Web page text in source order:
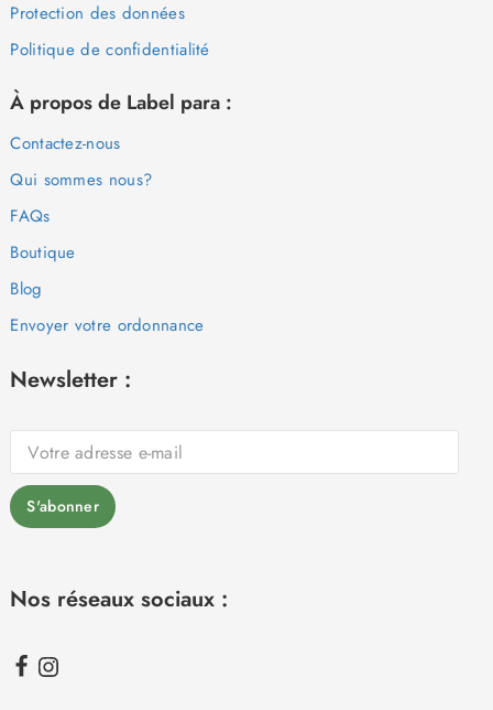
Protection des données
Politique de confidentialité
À propos de Label para :
Contactez-nous
Qui sommes nous?
FAQs
Boutique
Blog
Envoyer votre ordonnance
Newsletter :
Nos réseaux sociaux :